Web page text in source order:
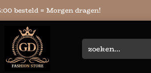
besteld = Morgen dragen!